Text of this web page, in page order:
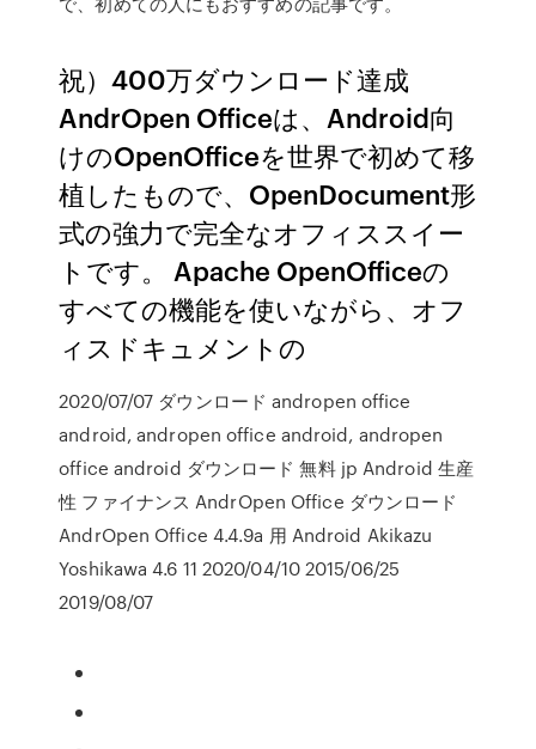
祝）400万ダウンロード達成
AndrOpen Officeは、Android向
けのOpenOfficeを世界で初めて移
植したもので、OpenDocument形
式の強力で完全なオフィススイー
トです。 Apache OpenOfficeの
すべての機能を使いながら、オフ
ィスドキュメントの
2020/07/07 ダウンロード andropen office
android, andropen office android, andropen
office android ダウンロード 無料 jp Android 生産
性 ファイナンス AndrOpen Office ダウンロード
AndrOpen Office 4.4.9a 用 Android Akikazu
Yoshikawa 4.6 11 2020/04/10 2015/06/25
2019/08/07